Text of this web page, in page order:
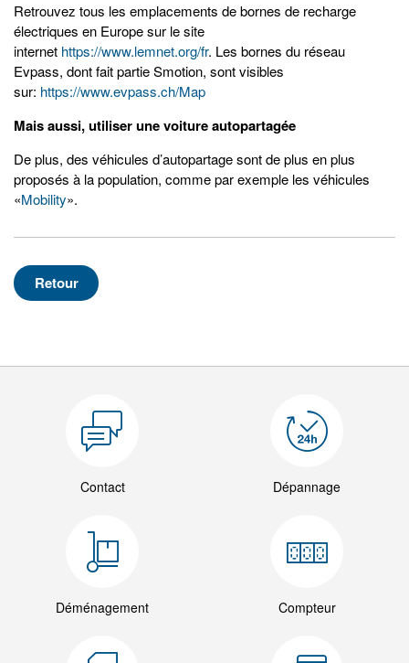
Retrouvez tous les emplacements de bornes de recharge
électriques en Europe sur le site
internet https://www.lemnet.org/fr. Les bornes du réseau
Evpass, dont fait partie Smotion, sont visibles
sur: https://www.evpass.ch/Map
Mais aussi, utiliser une voiture autopartagée
De plus, des véhicules d’autopartage sont de plus en plus
proposés à la population, comme par exemple les véhicules
«Mobility».
Retour
Contact Dépannage
Déménagement Compteur